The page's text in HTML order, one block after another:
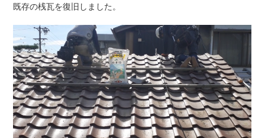
既存の桟瓦を復旧しました。